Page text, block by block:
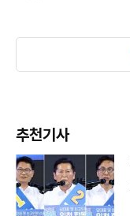
추천기사